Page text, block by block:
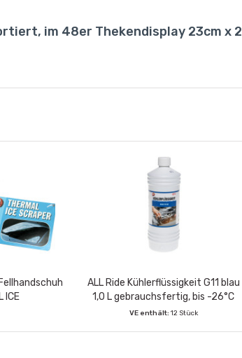
im 48er Thekendisplay 23cm x
ICE
ALL Ride Kühlerflüssigkeit G11 blau
1,0 L gebrauchsfertig, bis -26°C
VE enthält: 12 Stück